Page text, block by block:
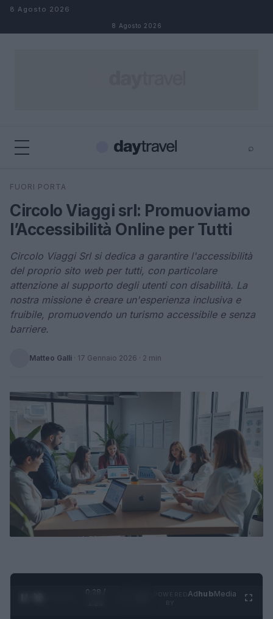
Salta al contenuto
8 Agosto 2026
8 Agosto 2026
⌕
Cerca
FUORI PORTA
Circolo Viaggi srl: Promuoviamo
l’Accessibilità Online per Tutti
Circolo Viaggi Srl si dedica a garantire l'accessibilità
del proprio sito web per tutti, con particolare
attenzione al supporto degli utenti con disabilità. La
nostra missione è creare un'esperienza inclusiva e
fruibile, promuovendo un turismo accessibile e senza
barriere.
Matteo Galli · 17 Gennaio 2026 · 2 min
0:29 /
AdhubMedia